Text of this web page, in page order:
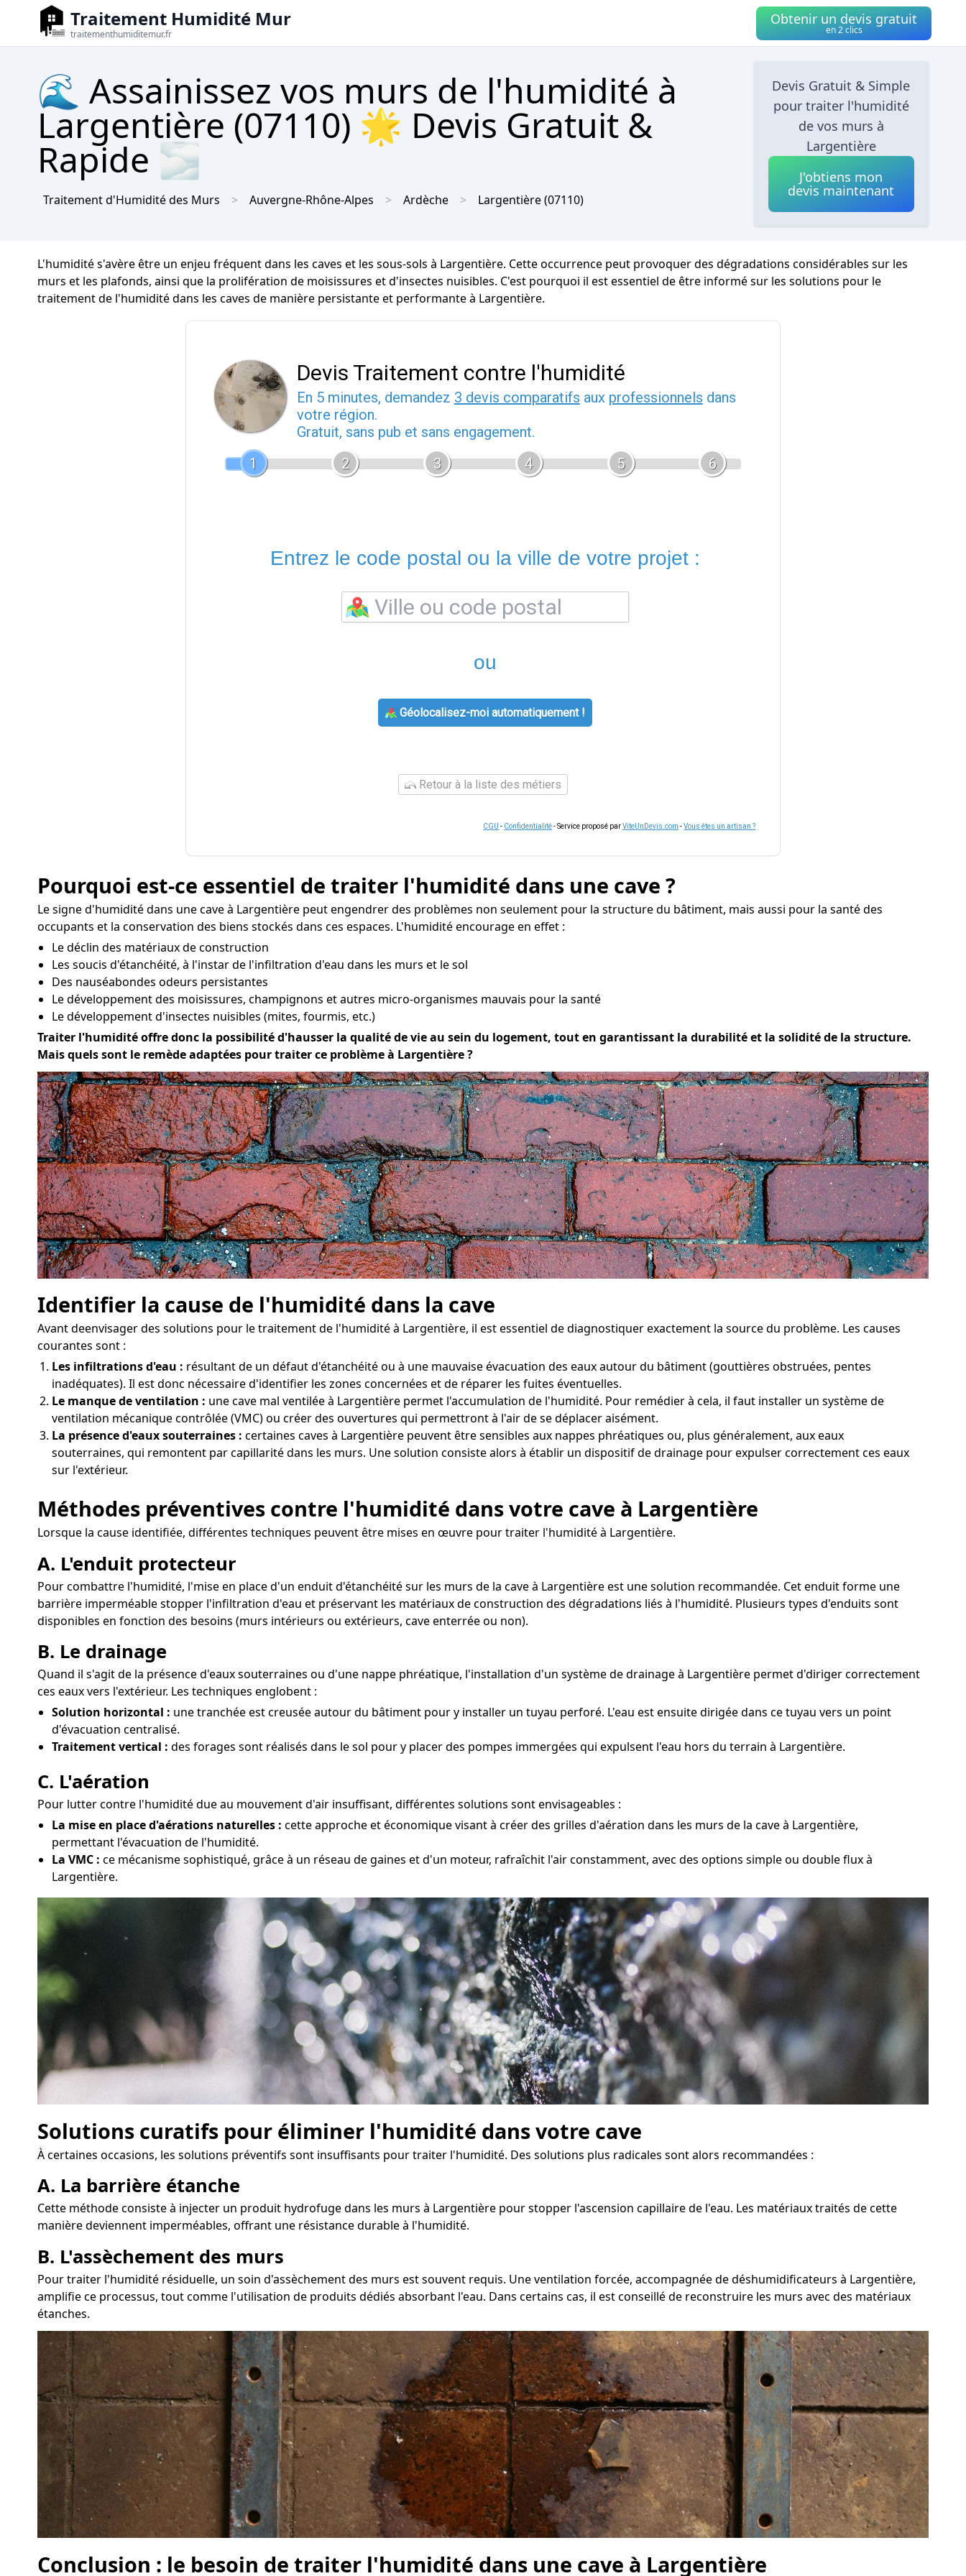
Traitement Humidité Mur
traitementhumiditemur.fr
Obtenir un devis gratuit
en 2 clics
🌊 Assainissez vos murs de l'humidité à
Largentière (07110) 🌟 Devis Gratuit &
Rapide 🌫
Traitement d'Humidité des Murs Auvergne-Rhône-Alpes Ardèche Largentière(07110)
Devis Gratuit & Simple
pour traiter l'humidité
de vos murs à
Largentière
J'obtiens mon
devis maintenant
L'humidité s'avère être un enjeu fréquent dans les caves et les sous-sols à Largentière. Cette occurrence peut provoquer des dégradations considérables sur les
murs et les plafonds, ainsi que la prolifération de moisissures et d'insectes nuisibles. C'est pourquoi il est essentiel de être informé sur les solutions pour le
traitement de l'humidité dans les caves de manière persistante et performante à Largentière.
Devis Traitement contre l'humidité
En 5 minutes, demandez 3 devis comparatifs aux professionnels dans
votre région.
Gratuit, sans pub et sans engagement.
1
2 3 4 5 6
Entrez le code postal ou la ville de votre projet :
ou
Géolocalisez-moi automatiquement !
Retour à la liste des métiers
CGU - Confidentialité- Service proposé parViteUnDevis.com -Vous êtes un artisan ?
Pourquoi est-ce essentiel de traiter l'humidité dans une cave ?
Le signe d'humidité dans une cave à Largentière peut engendrer des problèmes non seulement pour la structure du bâtiment, mais aussi pour la santé des
occupants et la conservation des biens stockés dans ces espaces. L'humidité encourage en effet :
Le déclin des matériaux de construction
Les soucis d'étanchéité, à l'instar de l'infiltration d'eau dans les murs et le sol
Des nauséabondes odeurs persistantes
Le développement des moisissures, champignons et autres micro-organismes mauvais pour la santé
Le développement d'insectes nuisibles (mites, fourmis, etc.)
Traiter l'humidité offre donc la possibilité d'hausser la qualité de vie au sein du logement, tout en garantissant la durabilité et la solidité de la structure.
Mais quels sont le remède adaptées pour traiter ce problème à Largentière ?
Identifier la cause de l'humidité dans la cave
Avant deenvisager des solutions pour le traitement de l'humidité à Largentière, il est essentiel de diagnostiquer exactement la source du problème. Les causes
courantes sont :
Les infiltrations d'eau : résultant de un défaut d'étanchéité ou à une mauvaise évacuation des eaux autour du bâtiment (gouttières obstruées, pentes
inadéquates). Il est donc nécessaire d'identifier les zones concernées et de réparer les fuites éventuelles.
Le manque de ventilation : une cave mal ventilée à Largentière permet l'accumulation de l'humidité. Pour remédier à cela, il faut installer un système de
ventilation mécanique contrôlée (VMC) ou créer des ouvertures qui permettront à l'air de se déplacer aisément.
La présence d'eaux souterraines : certaines caves à Largentière peuvent être sensibles aux nappes phréatiques ou, plus généralement, aux eaux
souterraines, qui remontent par capillarité dans les murs. Une solution consiste alors à établir un dispositif de drainage pour expulser correctement ces eaux
sur l'extérieur.
Méthodes préventives contre l'humidité dans votre cave à Largentière
Lorsque la cause identifiée, différentes techniques peuvent être mises en œuvre pour traiter l'humidité à Largentière.
A. L'enduit protecteur
Pour combattre l'humidité, l'mise en place d'un enduit d'étanchéité sur les murs de la cave à Largentière est une solution recommandée. Cet enduit forme une
barrière imperméable stopper l'infiltration d'eau et préservant les matériaux de construction des dégradations liés à l'humidité. Plusieurs types d'enduits sont
disponibles en fonction des besoins (murs intérieurs ou extérieurs, cave enterrée ou non).
B. Le drainage
Quand il s'agit de la présence d'eaux souterraines ou d'une nappe phréatique, l'installation d'un système de drainage à Largentière permet d'diriger correctement
ces eaux vers l'extérieur. Les techniques englobent :
Solution horizontal : une tranchée est creusée autour du bâtiment pour y installer un tuyau perforé. L'eau est ensuite dirigée dans ce tuyau vers un point
d'évacuation centralisé.
Traitement vertical : des forages sont réalisés dans le sol pour y placer des pompes immergées qui expulsent l'eau hors du terrain à Largentière.
C. L'aération
Pour lutter contre l'humidité due au mouvement d'air insuffisant, différentes solutions sont envisageables :
La mise en place d'aérations naturelles : cette approche et économique visant à créer des grilles d'aération dans les murs de la cave à Largentière,
permettant l'évacuation de l'humidité.
La VMC : ce mécanisme sophistiqué, grâce à un réseau de gaines et d'un moteur, rafraîchit l'air constamment, avec des options simple ou double flux à
Largentière.
Solutions curatifs pour éliminer l'humidité dans votre cave
À certaines occasions, les solutions préventifs sont insuffisants pour traiter l'humidité. Des solutions plus radicales sont alors recommandées :
A. La barrière étanche
Cette méthode consiste à injecter un produit hydrofuge dans les murs à Largentière pour stopper l'ascension capillaire de l'eau. Les matériaux traités de cette
manière deviennent imperméables, offrant une résistance durable à l'humidité.
B. L'assèchement des murs
Pour traiter l'humidité résiduelle, un soin d'assèchement des murs est souvent requis. Une ventilation forcée, accompagnée de déshumidificateurs à Largentière,
amplifie ce processus, tout comme l'utilisation de produits dédiés absorbant l'eau. Dans certains cas, il est conseillé de reconstruire les murs avec des matériaux
étanches.
Conclusion : le besoin de traiter l'humidité dans une cave à Largentière